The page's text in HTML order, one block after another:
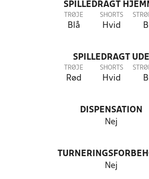
SPILLEDRAGT
TRØJE
Blå
SHORTS
Hvid
SPILLEDRAGT UDE
TRØJE
Rød
SHORTS
Hvid
DISPENSATION
Nej
Nej